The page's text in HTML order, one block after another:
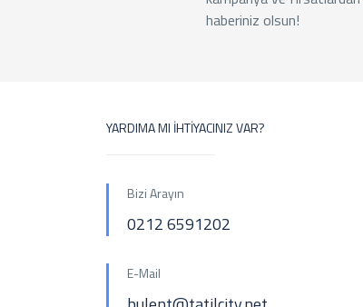
haberiniz olsun!
YARDIMA MI İHTİYACINIZ VAR?
Bizi Arayın
0212 6591202
E-Mail